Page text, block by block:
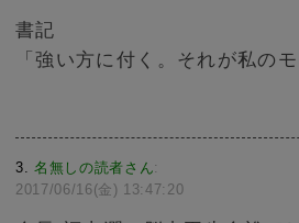
書記
「強い方に付く。それが私の
3 名無しの読者さん:
2017/06/16(金) 13:47:20